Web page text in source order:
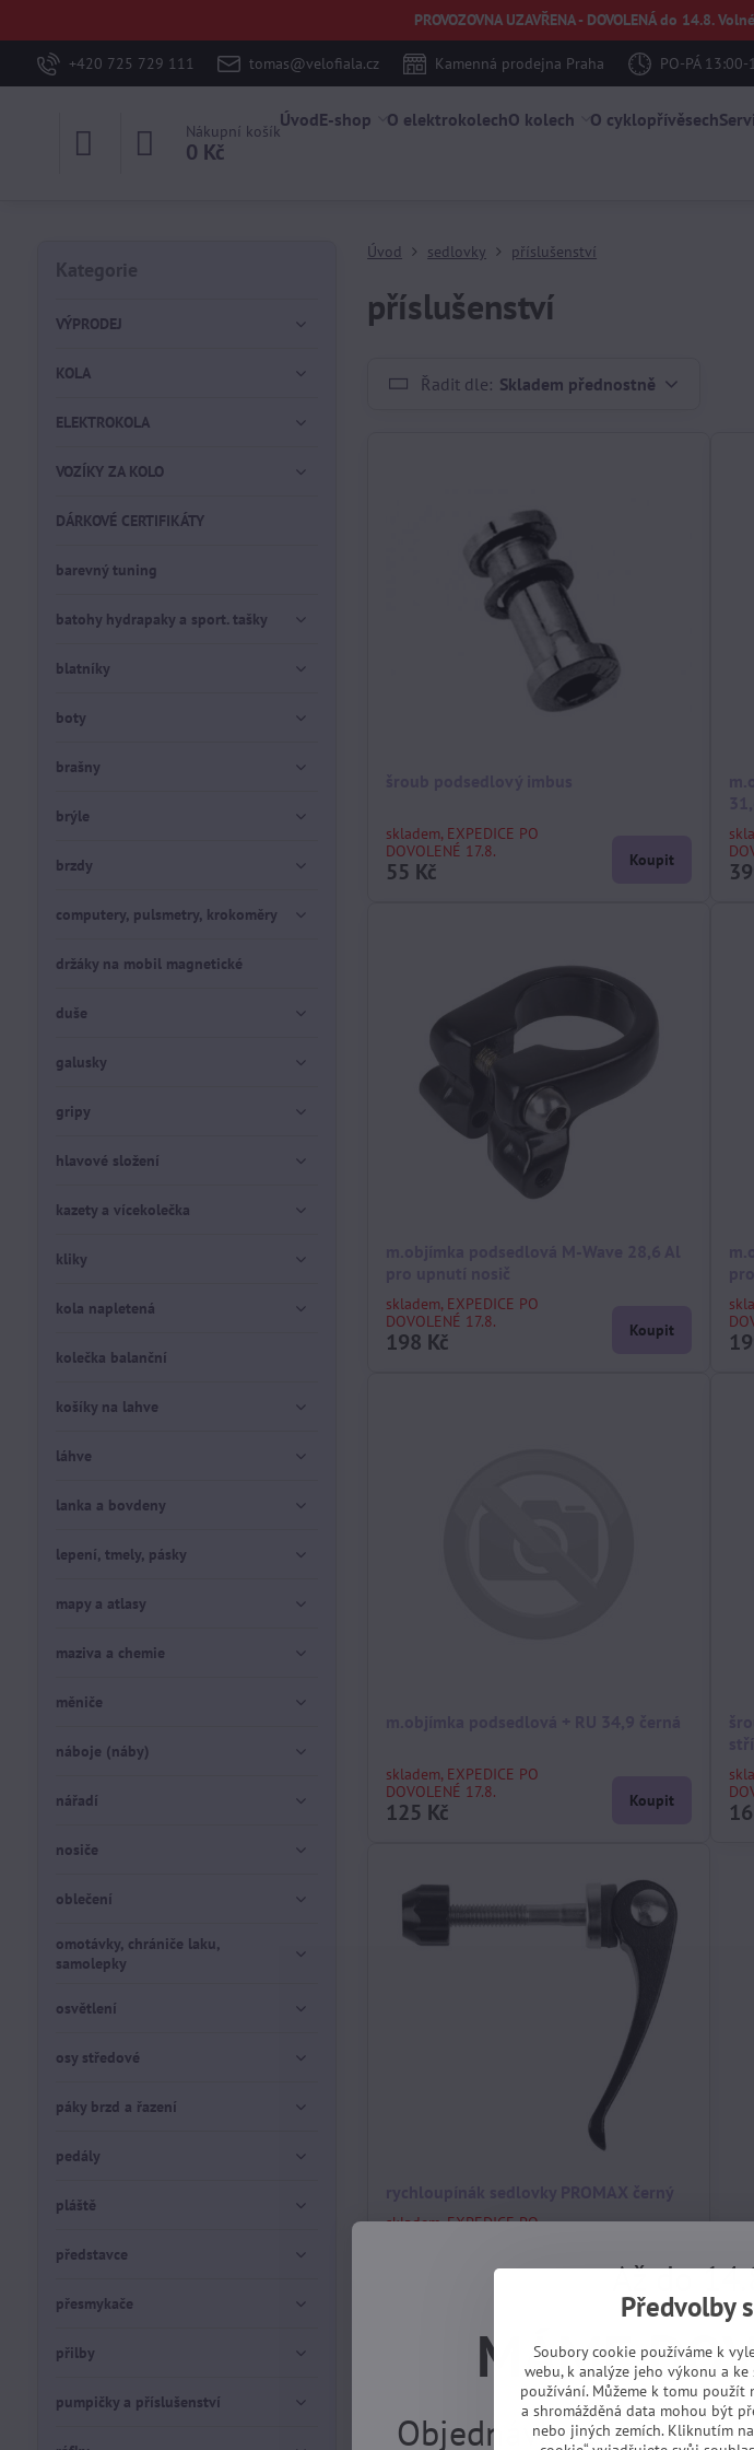
PROVOZOVNA UZAVŘENA - DOVOLENÁ do 14.8.
+420 725 729 111 tomas@velofiala.cz Kamenná prodejna Praha PO-PÁ
Nákupní košík
0 Kč
ÚvodE-shop O elektrokolechO kolech O cyklopřívěsech
Úvod sedlovky příslušenství
příslušenství
Řadit dle: Skladem přednostně
skladem, EXPEDICE PO
DOVOLENÉ 17.8.
55 Kč Koupit
skladem, EXPEDICE PO
DOVOLENÉ 17.8.
198 Kč Koupit
skladem, EXPEDICE PO
DOVOLENÉ 17.8.
125 Kč Koupit
skladem, EXPEDICE PO
Kategorie
VÝPRODEJ
KOLA
ELEKTROKOLA
VOZÍKY ZA KOLO
DÁRKOVÉ CERTIFIKÁTY
barevný tuning
batohy hydrapaky a sport. tašky
blatníky
boty
brašny
brýle
brzdy
computery, pulsmetry, krokoměry
držáky na mobil magnetické
duše
galusky
gripy
hlavové složení
kazety a vícekolečka
kliky
kola napletená
kolečka balanční
košíky na lahve
láhve
lanka a bovdeny
lepení, tmely, pásky
mapy a atlasy
maziva a chemie
měniče
náboje (náby)
nářadí
nosiče
oblečení
omotávky, chrániče laku,
samolepky
osvětlení
osy středové
páky brzd a řazení
pedály
pláště
představce
přesmykače
přilby
pumpičky a příslušenství
Předvolby
Soubory cookie používáme k
webu, k analýze jeho výkonu a
používání. Můžeme k tomu použít
a shromážděná data mohou být
nebo jiných zemích. Kliknutím
Až do
MÁME
Objednávky z e-shopu